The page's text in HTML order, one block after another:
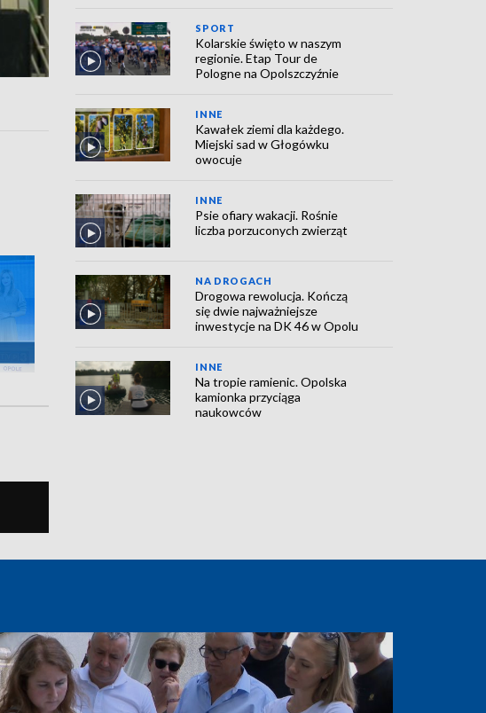
SPORT
Kolarskie święto w naszym
regionie. Etap Tour de
Pologne na Opolszczyźnie
INNE
Kawałek ziemi dla każdego.
Miejski sad w Głogówku
owocuje
INNE
Psie ofiary wakacji. Rośnie
liczba porzuconych zwierząt
NA DROGACH
Drogowa rewolucja. Kończą
się dwie najważniejsze
inwestycje na DK 46 w Opolu
INNE
Na tropie ramienic. Opolska
kamionka przyciąga
naukowców